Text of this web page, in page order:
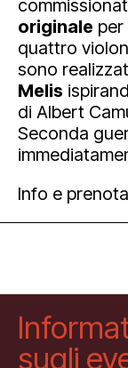
originale per
quattro
sono
Melis
di Albert
Seconda
Info e
sugli